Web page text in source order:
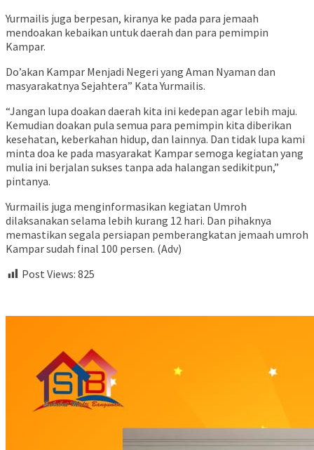
Yurmailis juga berpesan, kiranya ke pada para jemaah
mendoakan kebaikan untuk daerah dan para pemimpin
Kampar.
Do’akan Kampar Menjadi Negeri yang Aman Nyaman dan
masyarakatnya Sejahtera” Kata Yurmailis.
“Jangan lupa doakan daerah kita ini kedepan agar lebih maju.
Kemudian doakan pula semua para pemimpin kita diberikan
kesehatan, keberkahan hidup, dan lainnya. Dan tidak lupa kami
minta doa ke pada masyarakat Kampar semoga kegiatan yang
mulia ini berjalan sukses tanpa ada halangan sedikitpun,”
pintanya.
Yurmailis juga menginformasikan kegiatan Umroh
dilaksanakan selama lebih kurang 12 hari. Dan pihaknya
memastikan segala persiapan pemberangkatan jemaah umroh
Kampar sudah final 100 persen. (Adv)
Post Views: 825